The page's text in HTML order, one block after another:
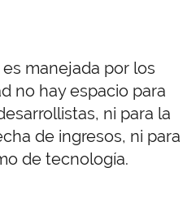
manejada por los
no hay espacio para
ni para la
de ingresos, ni para
de tecnología.